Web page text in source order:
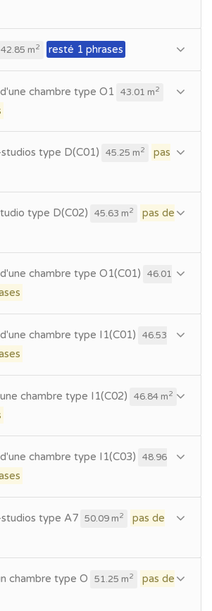
42.85 m2 resté 1 phrases
chambre type O1 43.01 m2
type D(C01) 45.25 m2
pas
type D(C02) 45.63 m2
pas de
chambre type O1(C01)
46.01
chambre type I1(C01)
46.53
chambre type I1(C02) 46.84 m2
chambre type I1(C03)
48.96
type A7 50.09 m2
pas de
chambre type O 51.25 m2
pas de